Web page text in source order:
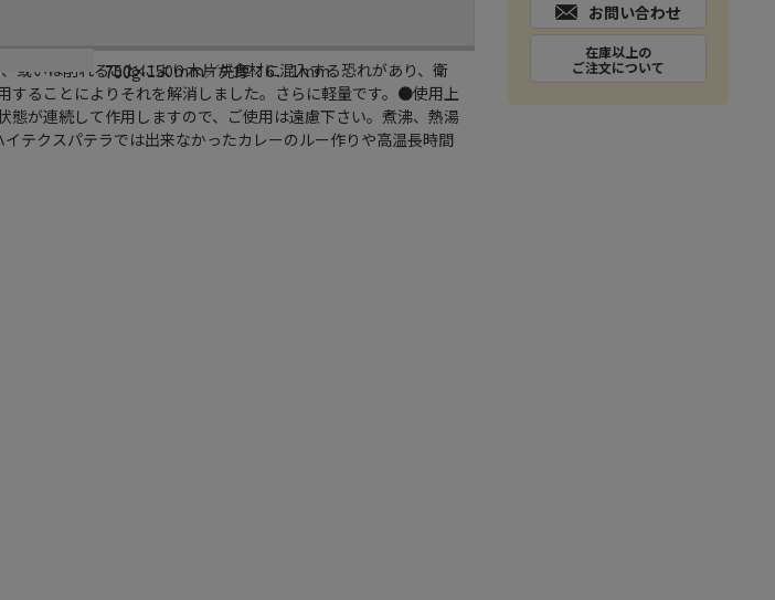
いは削れることにより木片が食材に混入する恐れがあり、衛
することによりそれを解消しました。さらに軽量です。●使用上
が連続して作用しますので、ご使用は遠慮下さい。煮沸、熱湯
テクスパテラでは出来なかったカレーのルー作りや高温長時間
750×150mm／先厚：6．1mm
700g
お問い合わせ
在庫以上の
ご注文について